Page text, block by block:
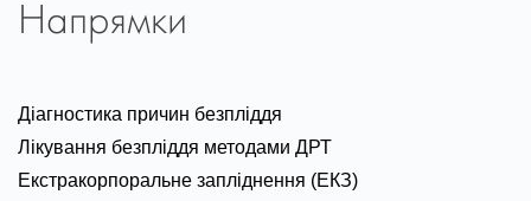
Напрямки
Діагностика причин безпліддя
Лікування безпліддя методами ДРТ
Екстракорпоральне запліднення (ЕКЗ)